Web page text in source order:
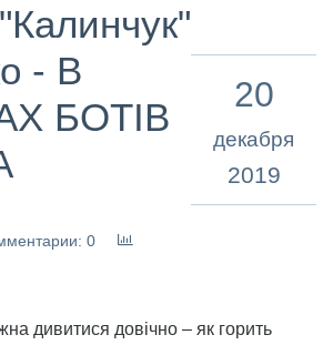
- В
БОТІВ
0
20
декабря
2019
дивитися довічно – як горить